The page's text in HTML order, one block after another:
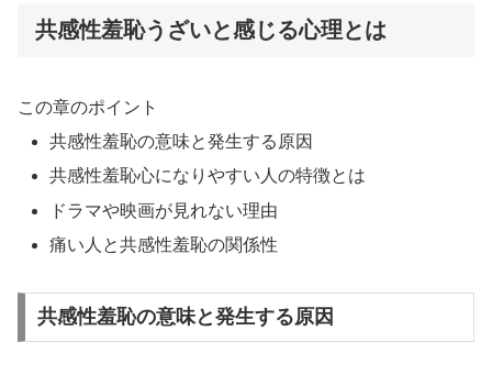
共感性羞恥うざいと感じる心理とは
この章のポイント
共感性羞恥の意味と発生する原因
共感性羞恥心になりやすい人の特徴とは
ドラマや映画が見れない理由
痛い人と共感性羞恥の関係性
共感性羞恥の意味と発生する原因